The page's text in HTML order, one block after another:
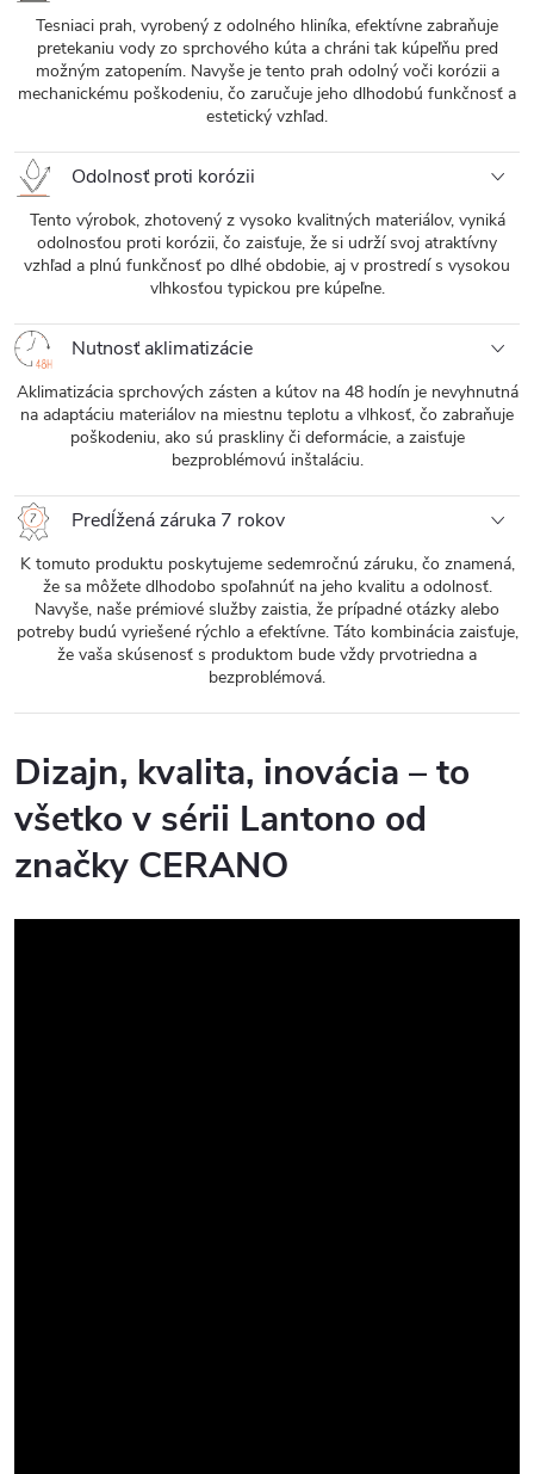
Tesniaci prah, vyrobený z odolného hliníka, efektívne zabraňuje
pretekaniu vody zo sprchového kúta a chráni tak kúpeľňu pred
možným zatopením. Navyše je tento prah odolný voči korózii a
mechanickému poškodeniu, čo zaručuje jeho dlhodobú funkčnosť a
estetický vzhľad.
Odolnosť proti korózii
Tento výrobok, zhotovený z vysoko kvalitných materiálov, vyniká
odolnosťou proti korózii, čo zaisťuje, že si udrží svoj atraktívny
vzhľad a plnú funkčnosť po dlhé obdobie, aj v prostredí s vysokou
vlhkosťou typickou pre kúpeľne.
Nutnosť aklimatizácie
Aklimatizácia sprchových zásten a kútov na 48 hodín je nevyhnutná
na adaptáciu materiálov na miestnu teplotu a vlhkosť, čo zabraňuje
poškodeniu, ako sú praskliny či deformácie, a zaisťuje
bezproblémovú inštaláciu.
Predĺžená záruka 7 rokov
K tomuto produktu poskytujeme sedemročnú záruku, čo znamená,
že sa môžete dlhodobo spoľahnúť na jeho kvalitu a odolnosť.
Navyše, naše prémiové služby zaistia, že prípadné otázky alebo
potreby budú vyriešené rýchlo a efektívne. Táto kombinácia zaisťuje,
že vaša skúsenosť s produktom bude vždy prvotriedna a
bezproblémová.
Dizajn, kvalita, inovácia – to
všetko v sérii Lantono od
značky CERANO